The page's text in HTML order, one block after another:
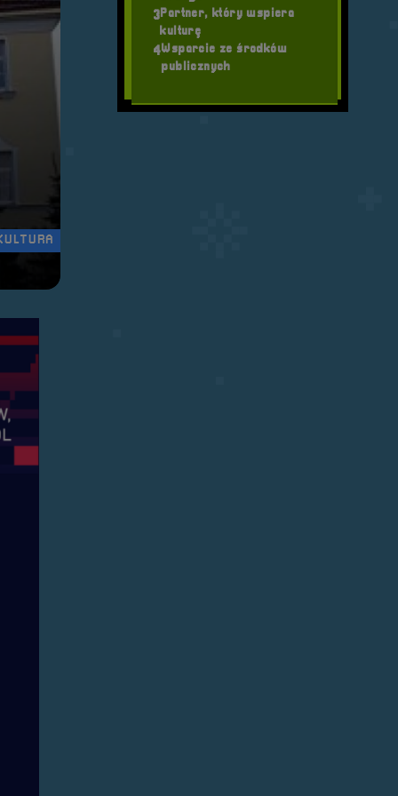
3Partner, który wspiera
kulturę
4Wsparcie ze środków
publicznych